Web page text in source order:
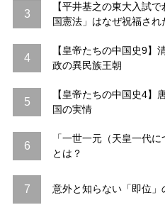
3
【平井基之の東大入試
国憲法」はなぜ祝福され
4
【皇帝たちの中国史9】
政の異民族王朝
5
【皇帝たちの中国史4】
国の実情
6
「一世一元（天皇一代
とは？
7 意外と知らない「即位」